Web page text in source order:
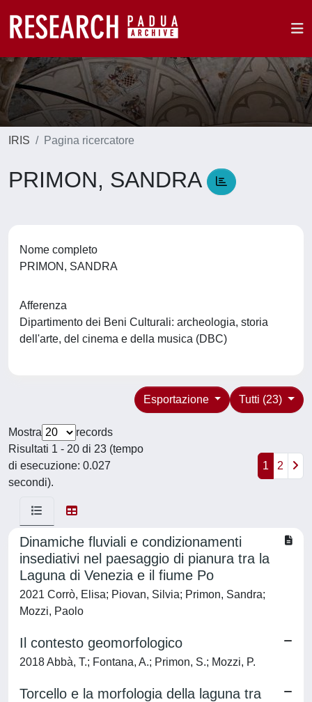
IRIS Pagina ricercatore
PRIMON, SANDRA
Nome completo
PRIMON, SANDRA
Afferenza
Dipartimento dei Beni Culturali: archeologia, storia
dell'arte, del cinema e della musica (DBC)
Tutti (23)
Esportazione
Mostra
records
Risultati 1 - 20 di 23 (tempo
di esecuzione: 0.027
secondi).
1 2
Dinamiche fluviali e condizionamenti
insediativi nel paesaggio di pianura tra la
Laguna di Venezia e il fiume Po
2021 Corrò, Elisa; Piovan, Silvia; Primon, Sandra;
Mozzi, Paolo
Il contesto geomorfologico
2018 Abbà, T.; Fontana, A.; Primon, S.; Mozzi, P.
Torcello e la morfologia della laguna tra